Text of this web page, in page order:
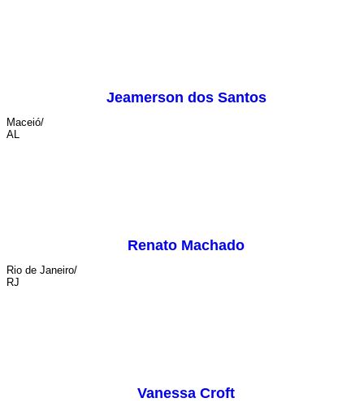
Jeamerson dos Santos
Maceió/
AL
Renato Machado
Rio de Janeiro/
RJ
Vanessa Croft